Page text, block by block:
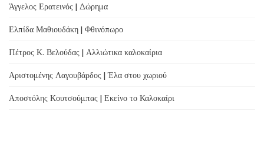
Άγγελος Ερατεινός | Δώρημα
Ελπίδα Μαθιουδάκη | Φθινόπωρο
Πέτρος Κ. Βελούδας | Αλλιώτικα καλοκαίρια
Αριστομένης Λαγουβάρδος | Έλα στου χωριού
Αποστόλης Κουτσούμπας | Εκείνο το Καλοκαίρι